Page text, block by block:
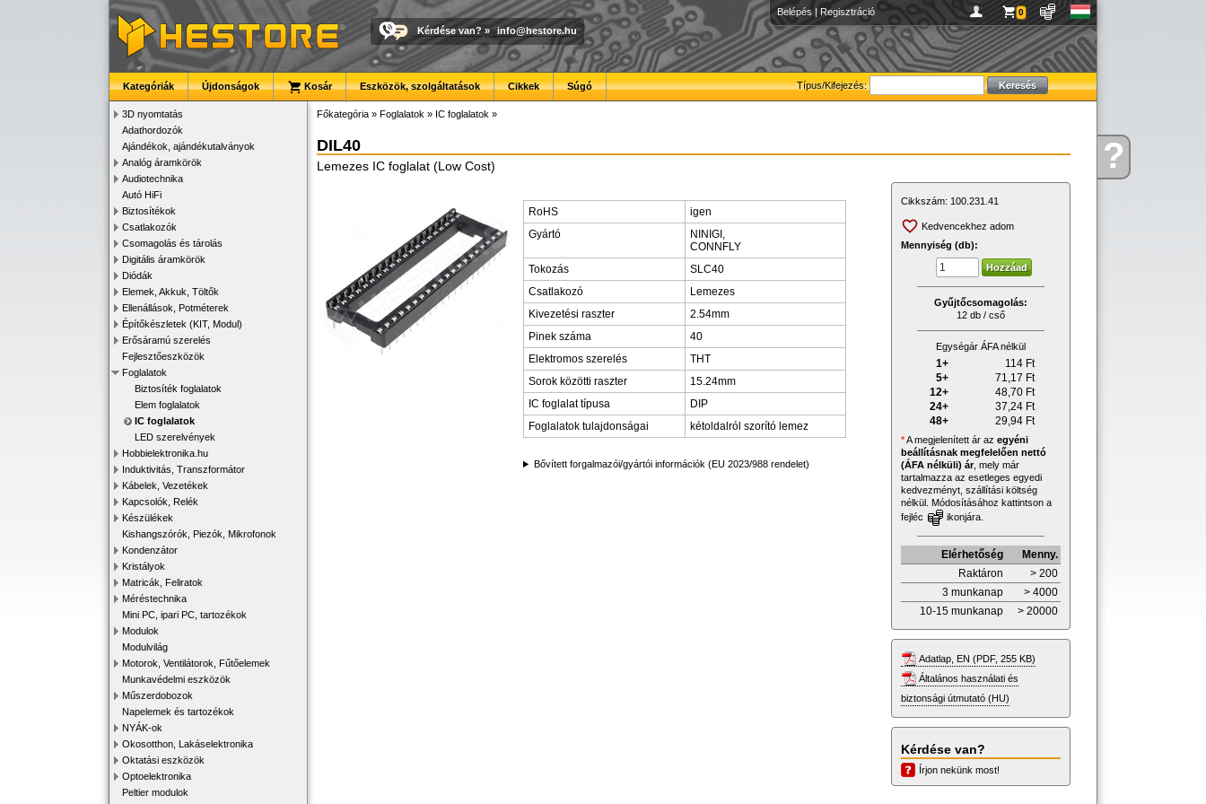
Kérdése?
Belépés | Regisztráció 0
Kérdése van? » info@hestore.hu
Típus/Kifejezés:
Kategóriák Újdonságok Kosár Eszközök, szolgáltatások Cikkek Súgó
3D nyomtatás
Adathordozók
Ajándékok, ajándékutalványok
Analóg áramkörök
Audiotechnika
Autó HiFi
Biztosítékok
Csatlakozók
Csomagolás és tárolás
Digitális áramkörök
Diódák
Elemek, Akkuk, Töltők
Ellenállások, Potméterek
Építőkészletek (KIT, Modul)
Erősáramú szerelés
Fejlesztőeszközök
Foglalatok
Biztosíték foglalatok
Elem foglalatok
IC foglalatok
LED szerelvények
Hobbielektronika.hu
Induktivitás, Transzformátor
Kábelek, Vezetékek
Kapcsolók, Relék
Készülékek
Kishangszórók, Piezók, Mikrofonok
Kondenzátor
Kristályok
Matricák, Feliratok
Méréstechnika
Mini PC, ipari PC, tartozékok
Modulok
Modulvilág
Motorok, Ventilátorok, Fűtőelemek
Munkavédelmi eszközök
Műszerdobozok
Napelemek és tartozékok
NYÁK-ok
Okosotthon, Lakáselektronika
Oktatási eszközök
Optoelektronika
Peltier modulok
Főkategória » Foglalatok » IC foglalatok »
DIL40
Lemezes IC foglalat (Low Cost)
RoHS
igen
Gyártó
NINIGI,
CONNFLY
Tokozás
SLC40
Csatlakozó
Lemezes
Kivezetési raszter
2.54mm
Pinek száma
40
Elektromos szerelés
THT
Sorok közötti raszter
15.24mm
IC foglalat típusa
DIP
Foglalatok tulajdonságai
kétoldalról szorító lemez
Bővített forgalmazói/gyártói információk (EU 2023/988 rendelet)
Cikkszám: 100.231.41
Kedvencekhez adom
Mennyiség (db):
Gyűjtőcsomagolás:
12 db / cső
Egységár ÁFA nélkül
1+ 114 Ft
5+
71,17 Ft
12+
48,70 Ft
24+
37,24 Ft
48+
29,94 Ft
*A megjelenített ár az egyéni
beállításnak megfelelően nettó
(ÁFA nélküli) ár, mely már
tartalmazza az esetleges egyedi
kedvezményt, szállítási költség
nélkül. Módosításához kattintson a
fejléc
ikonjára.
Elérhetőség
Menny.
Raktáron
> 200
3 munkanap
> 4000
10-15 munkanap
> 20000
Adatlap, EN (PDF, 255 KB)
Általános használati és
biztonsági útmutató (HU)
Kérdése van?
Írjon nekünk most!